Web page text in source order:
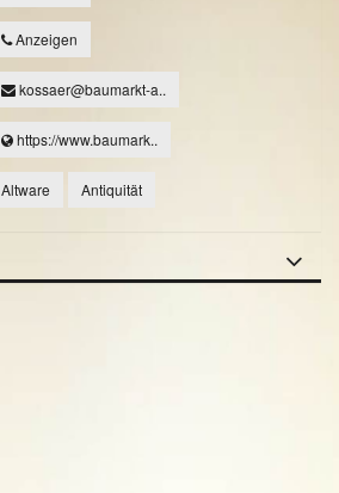
Anzeigen
kossaer@baumarkt-a..
https://www.baumark..
Altware Antiquität